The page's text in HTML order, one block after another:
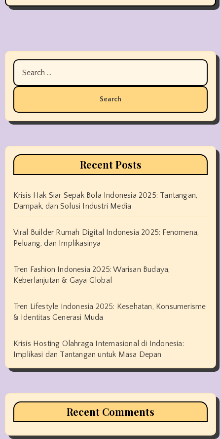
Search
for:
Recent Posts
Krisis Hak Siar Sepak Bola Indonesia 2025: Tantangan,
Dampak, dan Solusi Industri Media
Viral Builder Rumah Digital Indonesia 2025: Fenomena,
Peluang, dan Implikasinya
Tren Fashion Indonesia 2025: Warisan Budaya,
Keberlanjutan & Gaya Global
Tren Lifestyle Indonesia 2025: Kesehatan, Konsumerisme
& Identitas Generasi Muda
Krisis Hosting Olahraga Internasional di Indonesia:
Implikasi dan Tantangan untuk Masa Depan
Recent Comments